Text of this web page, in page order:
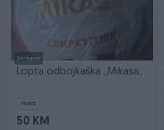
Dostupno
Lopta odbojkaška ,,Mikasa,,
Novo
50 KM